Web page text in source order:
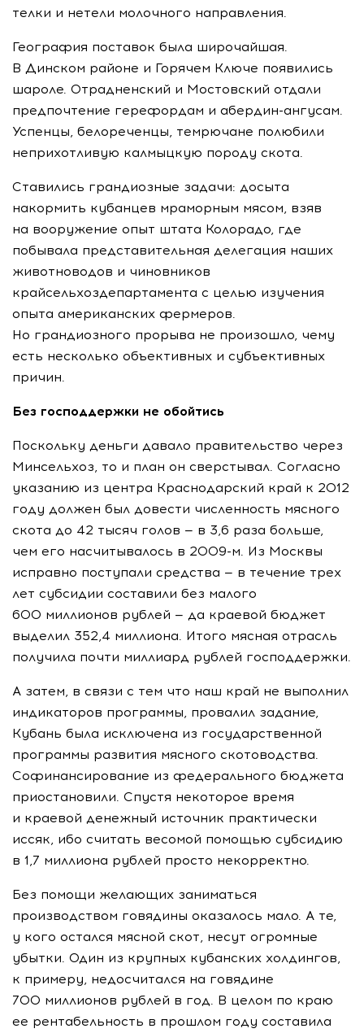
телки и нетели молочного направления.
География поставок была широчайшая.
В Динском районе и Горячем Ключе появились
шароле. Отрадненский и Мостовский отдали
предпочтение герефордам и абердин-ангусам.
Успенцы, белореченцы, темрючане полюбили
неприхотливую калмыцкую породу скота.
Ставились грандиозные задачи: досыта
накормить кубанцев мраморным мясом, взяв
на вооружение опыт штата Колорадо, где
побывала представительная делегация наших
животноводов и чиновников
крайсельхоздепартамента с целью изучения
опыта американских фермеров.
Но грандиозного прорыва не произошло, чему
есть несколько объективных и субъективных
причин.
Без господдержки не обойтись
Поскольку деньги давало правительство через
Минсельхоз, то и план он сверстывал. Согласно
указанию из центра Краснодарский край к 2012
году должен был довести численность мясного
скота до 42 тысяч голов — в 3,6 раза больше,
чем его насчитывалось в 2009-м. Из Москвы
исправно поступали средства — в течение трех
лет субсидии составили без малого
600 миллионов рублей — да краевой бюджет
выделил 352,4 миллиона. Итого мясная отрасль
получила почти миллиард рублей господдержки.
А затем, в связи с тем что наш край не выполнил
индикаторов программы, провалил задание,
Кубань была исключена из государственной
программы развития мясного скотоводства.
Софинансирование из федерального бюджета
приостановили. Спустя некоторое время
и краевой денежный источник практически
иссяк, ибо считать весомой помощью субсидию
в 1,7 миллиона рублей просто некорректно.
Без помощи желающих заниматься
производством говядины оказалось мало. А те,
у кого остался мясной скот, несут огромные
убытки. Один из крупных кубанских холдингов,
к примеру, недосчитался на говядине
700 миллионов рублей в год. В целом по краю
ее рентабельность в прошлом году составила